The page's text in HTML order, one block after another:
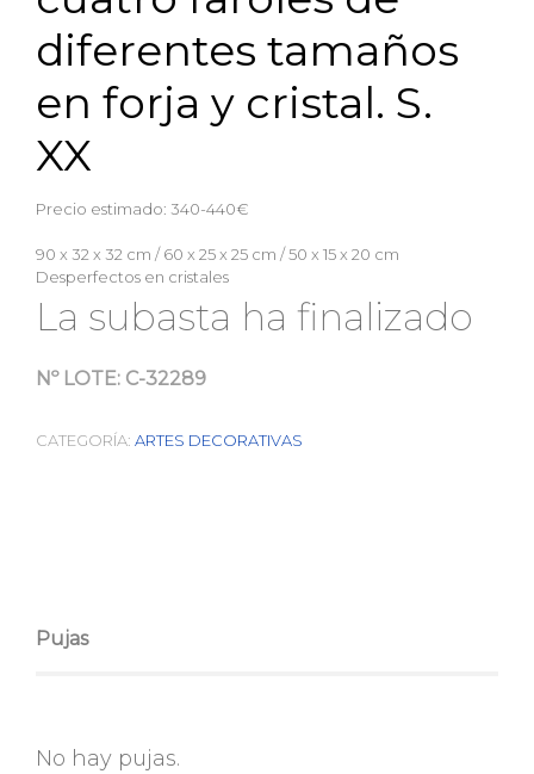
diferentes tamaños
en forja y cristal. S.
XX
Precio estimado: 340-440€
90 x 32 x 32 cm / 60 x 25 x 25 cm / 50 x 15 x 20 cm
Desperfectos en cristales
La subasta ha finalizado
Nº LOTE: C-32289
CATEGORÍA: ARTES DECORATIVAS
Pujas
No hay pujas.